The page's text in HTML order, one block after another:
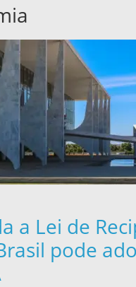
a Lei de
pode